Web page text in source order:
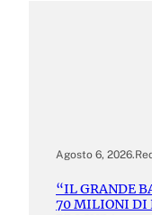
Agosto 6, 2026.
“IL GRANDE
70 MILIONI DI